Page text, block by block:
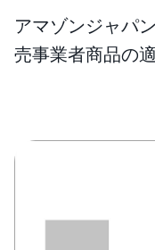
アマゾンジャパ
売事業者商品の